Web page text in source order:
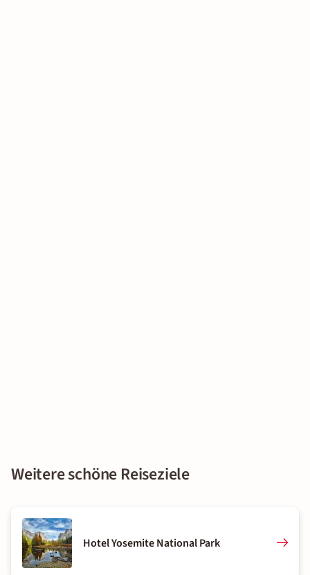
Weitere schöne Reiseziele
Hotel Yosemite National Park